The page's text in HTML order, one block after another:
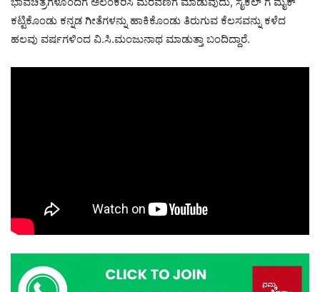
ಕಟ್ಟಿಕೊಂಡು ಕನ್ನಡ ಗೀತೆಗಳನ್ನು ಹಾಕಿಕೊಂಡು ತಿರುಗುವ ಕೆಲಸವನ್ನು ಕಳೆದ
ಹಲವು ವರ್ಷಗಳಿಂದ ವಿ.ಸಿ.ಮಂಜುನಾಥ ಮಾಡುತ್ತಾ ಬಂದಿದ್ದಾರೆ.